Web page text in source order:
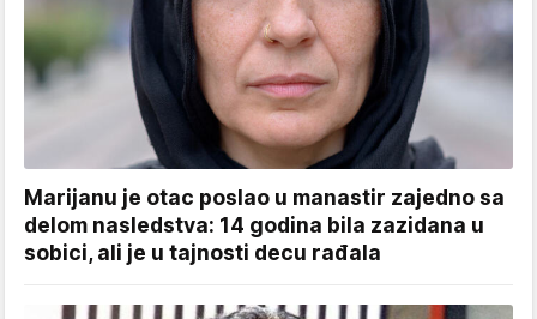
Marijanu je otac poslao u manastir zajedno sa
delom nasledstva: 14 godina bila zazidana u
sobici, ali je u tajnosti decu rađala